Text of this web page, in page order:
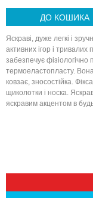
ДО КОШИКА
Яскраві, дуже легкі і
активних ігор і тривалих
забезпечує
термоеластопласту.
ковзає, зносостійка.
щиколотки і носка.
яскравим акцентом в